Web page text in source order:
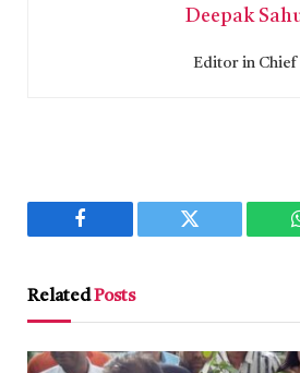
Deepak
Editor in Chief
Facebook Twitter
RelatedPosts